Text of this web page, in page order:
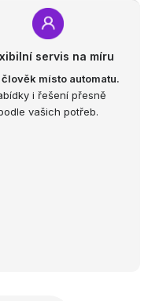
servis na míru
místo automatu.
i řešení přesně
vašich potřeb.